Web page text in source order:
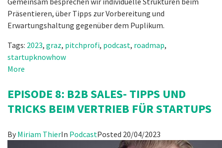
Präsentieren, über Tipps zur Vorbereitung und
Erwartungshaltung gegenüber dem Puplikum.
Tags: 2023, graz, pitchprofi, podcast, roadmap,
startupknowhow
More
EPISODE 8: B2B SALES- TIPPS UND
TRICKS BEIM VERTRIEB FÜR STARTUPS
By Miriam ThierIn PodcastPosted 20/04/2023